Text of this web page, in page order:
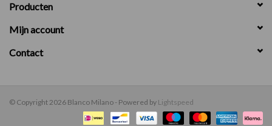
Producten
Mijn account
Contact
© Copyright 2026 Blanco Milano - Powered by Lightspeed